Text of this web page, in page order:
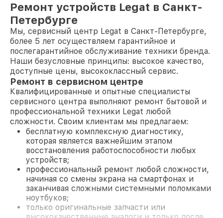
Ремонт устройств Legat в Санкт-
Петербурге
Мы, сервисный центр Legat в Санкт-Петербурге,
более 5 лет осуществляем гарантийное и
послегарантийное обслуживание техники бренда.
Наши безусловные принципы: высокое качество,
доступные цены, высококлассный сервис.
Ремонт в сервисном центре
Квалифицированные и опытные специалисты
сервисного центра выполняют ремонт бытовой и
профессиональной техники Legat любой
сложности. Своим клиентам мы предлагаем:
бесплатную комплексную диагностику,
которая является важнейшим этапом
восстановления работоспособности любых
устройств;
профессиональный ремонт любой сложности,
начиная со смены экрана на смартфонах и
заканчивая сложными системными поломками
ноутбуков;
только оригинальные запчасти или